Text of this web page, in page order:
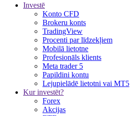
Investē
Konto CFD
Brokeru konts
TradingView
Procenti par līdzekļiem
Mobilā lietotne
Profesionāls klients
Meta trader 5
Papildini kontu
Lejupielādē lietotni vai MT5
Kur investēt?
Forex
Akcijas